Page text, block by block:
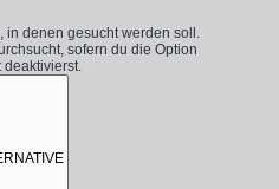
denen gesucht werden soll.
sofern du die Option
deaktivierst.